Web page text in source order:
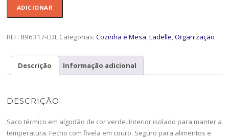
22x33x14
Olive
Green-
ADICIONAR
REF: 896317-LDL Categorias:Cozinha e Mesa,Ladelle,Organização
Descrição Informação adicional
DESCRIÇÃO
Saco térmico em algodão de cor verde. Interior isolado para manter a
temperatura. Fecho com fivela em couro. Seguro para alimentos e